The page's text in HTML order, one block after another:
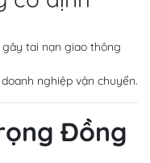
gây tai nạn giao thông
nghiệp vận chuyển.
Đồng